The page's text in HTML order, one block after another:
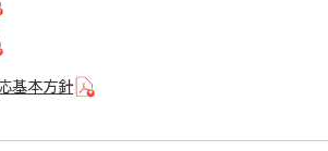
基本方針